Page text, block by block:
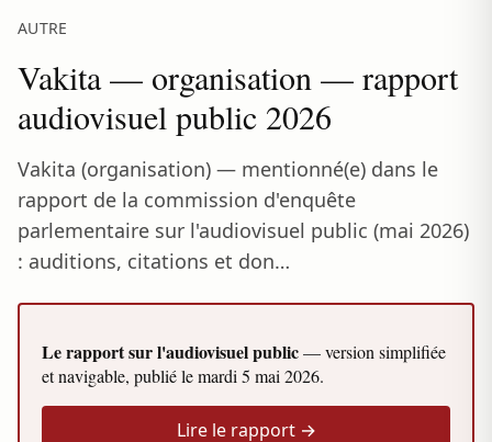
AUTRE
Vakita — organisation — rapport
audiovisuel public 2026
Vakita (organisation) — mentionné(e) dans le
rapport de la commission d'enquête
parlementaire sur l'audiovisuel public (mai 2026)
: auditions, citations et don…
Le rapport sur l'audiovisuel public— version simplifiée
et navigable, publié lemardi 5 mai 2026.
Lire le rapport →